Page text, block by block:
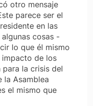
otro mensaje
parece ser el
en las
cosas -
lo que él mismo
de los
para la crisis del
la Asamblea
el mismo que